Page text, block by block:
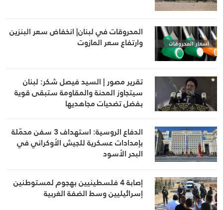
المحروقات في لبنان| انخفاض سعر البنزين
وارتفاع سعر المازوت
تقرير مصور | السيد فيصل شكر: لبنان
سيتجاوز المحنة والمقاومة ستبقى قوية
بفضل تضحيات مجاهديها
الدفاع الروسية: استهداف 3 سفن محمّلة
بإمدادات عسكرية للجيش الأوكراني في
البحر الأسود
إصابة 4 فلسطينيين بهجوم لمستوطنين
إسرائيليين وسط الضفة الغربية